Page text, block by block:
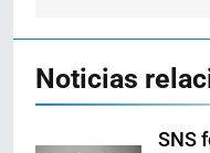
Noticias
SNS